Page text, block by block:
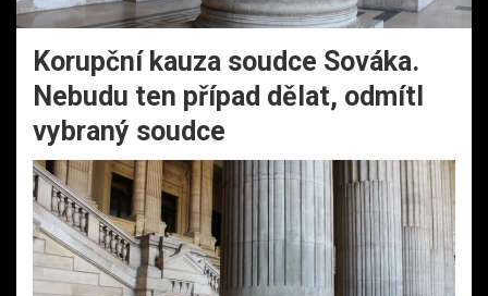
Korupční kauza soudce Sováka.
Nebudu ten případ dělat, odmítl
vybraný soudce